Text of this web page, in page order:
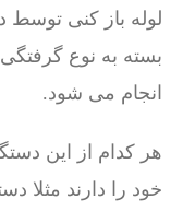
لوله باز کنی توسط
بسته به نوع
انجام می شود.
هر کدام از این
خود را دارند مثلا